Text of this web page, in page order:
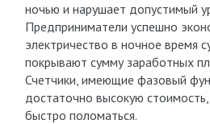
ночью и нарушает допустимый
Предприниматели успешно
электричество в ночное время
покрывают сумму заработных
Счетчики, имеющие фазовый
достаточно высокую
быстро поломаться.